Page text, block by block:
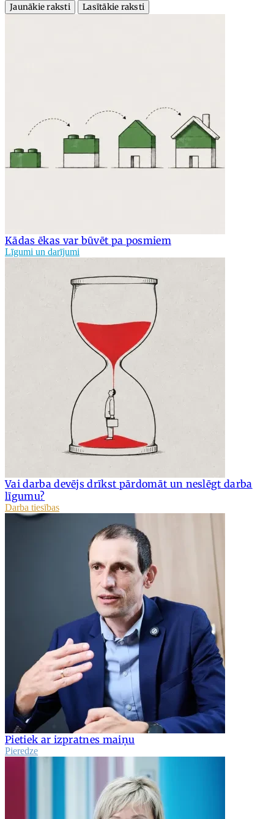
Jaunākie raksti
Lasītākie raksti
Kādas ēkas var būvēt pa posmiem
Līgumi un darījumi
Vai darba devējs drīkst pārdomāt un neslēgt darba
līgumu?
Darba tiesības
Pietiek ar izpratnes maiņu
Pieredze